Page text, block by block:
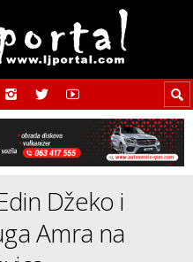
Džeko i
Amra na